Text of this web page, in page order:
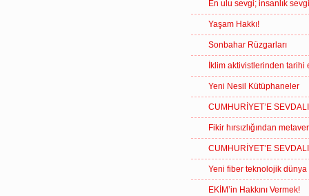
En ulu sevgi; insanlık
Yaşam Hakkı!
Sonbahar Rüzgarları
İklim aktivistlerinden tarihi
Yeni Nesil Kütüphaneler
CUMHURİYET’E
Fikir hırsızlığından
CUMHURİYET’E
Yeni fiber teknolojik dünya
EKİM’in Hakkını Vermek!